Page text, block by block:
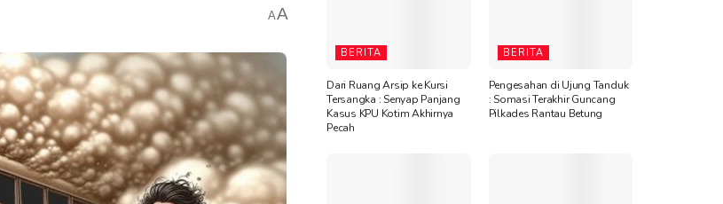
AA
BERITA
Dari Ruang Arsip ke Kursi
Tersangka : Senyap Panjang
Kasus KPU Kotim Akhirnya
Pecah
BERITA
Pengesahan di Ujung Tanduk
: Somasi Terakhir Guncang
Pilkades Rantau Betung